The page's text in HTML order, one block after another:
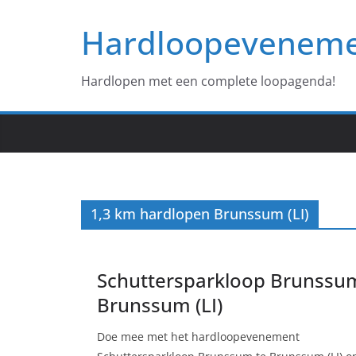
Hardlopen met een complete loopagenda!
1,3 km hardlopen Brunssum (LI)
Schuttersparkloop
Brunssum (LI)
Doe mee met het hardloopevenement